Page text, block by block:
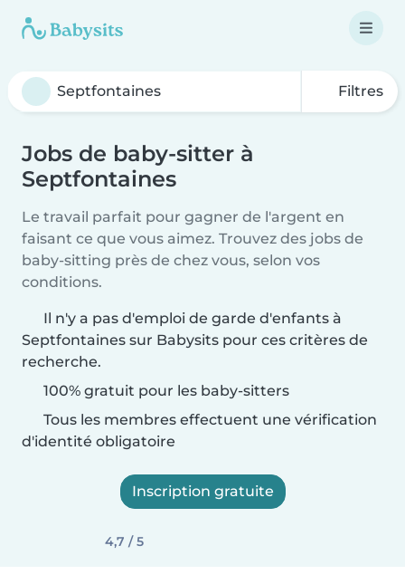
Filtres
Jobs de baby-sitter à
Septfontaines
Le travail parfait pour gagner de l'argent en
faisant ce que vous aimez. Trouvez des jobs de
baby-sitting près de chez vous, selon vos
conditions.
Il n'y a pas d'emploi de garde d'enfants à
Septfontaines sur Babysits pour ces critères de
recherche.
100% gratuit pour les baby-sitters
Tous les membres effectuent une vérification
d'identité obligatoire
Inscription gratuite
4,7 / 5